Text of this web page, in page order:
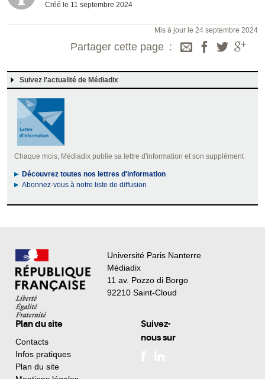
Créé le 11 septembre 2024
Mis à jour le 24 septembre 2024
Partager cette page
Suivez l'actualité de Médiadix
Chaque mois, Médiadix publie sa lettre d'information et son supplément
Découvrez toutes nos lettres d'information
Abonnez-vous à notre liste de diffusion
Université Paris Nanterre
Médiadix
11 av. Pozzo di Borgo
92210 Saint-Cloud
Plan du site
Contacts
Infos pratiques
Plan du site
Suivez-
nous sur